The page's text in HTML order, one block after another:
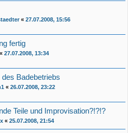
« 27.07.2008, 15:56
fertig
« 27.07.2008, 13:34
Badebetriebs
« 26.07.2008, 23:22
Teile und Improvisation?!?!?
« 25.07.2008, 21:54